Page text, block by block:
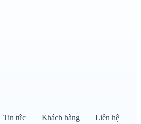
Tin tức Khách hàng Liên hệ